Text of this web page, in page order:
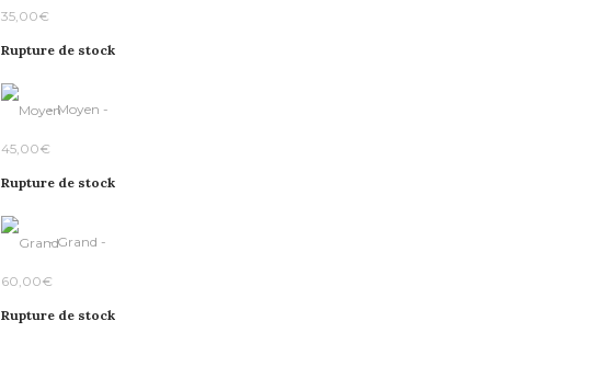
35,00€
Rupture de stock
-Moyen -
45,00€
Rupture de stock
-Grand -
60,00€
Rupture de stock